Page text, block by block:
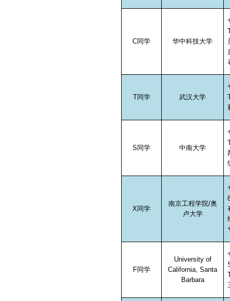
C同学 华中科技大学
T同学 武汉大学
S 同学 中南大学
X同学
南京工程学院/奥
卢大学
F同学
University of
California, Santa
Barbara